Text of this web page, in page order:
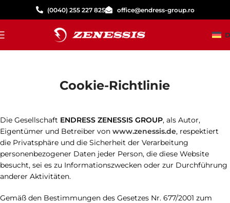
(0040) 255 227 825 office@endress-group.ro
Cookie-Richtlinie
Die Gesellschaft ENDRESS ZENESSIS GROUP, als Autor,
Eigentümer und Betreiber von www.zenessis.de, respektiert
die Privatsphäre und die Sicherheit der Verarbeitung
personenbezogener Daten jeder Person, die diese Website
besucht, sei es zu Informationszwecken oder zur Durchführung
anderer Aktivitäten.
Gemäß den Bestimmungen des Gesetzes Nr. 677/2001 zum